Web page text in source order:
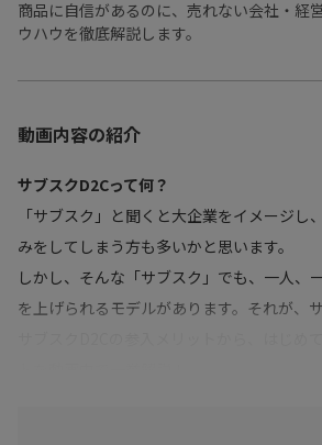
商品に自信があるのに、売れない会社・経
ウハウを徹底解説します。
動画内容の紹介
サブスクD2Cって何？
「サブスク」と聞くと大企業をイメージし
みをしてしまう方も多いかと思います。
しかし、そんな「サブスク」でも、一人、
を上げられるモデルがあります。それが、